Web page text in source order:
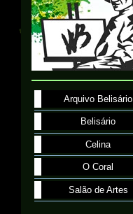
Arquivo Belisário
Belisário
Celina
O Coral
Salão de Artes